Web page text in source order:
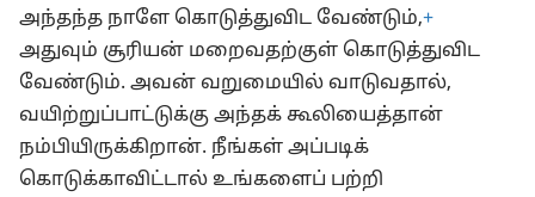
அந்தந்த நாளே கொடுத்துவிட வேண்டும்,+
அதுவும் சூரியன் மறைவதற்குள் கொடுத்துவிட
வேண்டும். அவன் வறுமையில் வாடுவதால்,
வயிற்றுப்பாட்டுக்கு அந்தக் கூலியைத்தான்
நம்பியிருக்கிறான். நீங்கள் அப்படிக்
கொடுக்காவிட்டால் உங்களைப் பற்றி